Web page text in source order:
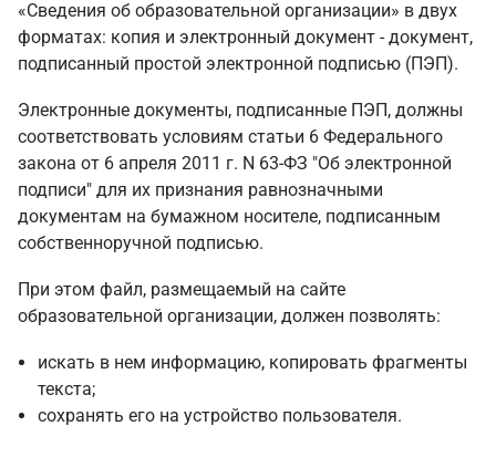
«Сведения об образовательной организации» в двух
форматах: копия и электронный документ - документ,
подписанный простой электронной подписью (ПЭП).
Электронные документы, подписанные ПЭП, должны
соответствовать условиям статьи 6 Федерального
закона от 6 апреля 2011 г. N 63-ФЗ "Об электронной
подписи" для их признания равнозначными
документам на бумажном носителе, подписанным
собственноручной подписью.
При этом файл, размещаемый на сайте
образовательной организации, должен позволять:
искать в нем информацию, копировать фрагменты
текста;
сохранять его на устройство пользователя.